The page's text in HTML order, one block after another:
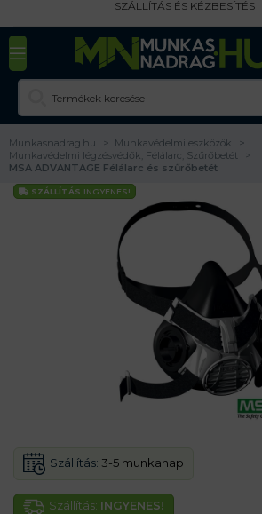
SZÁLLÍTÁS ÉS KÉZBESÍTÉS
Munkasnadrag.hu
Munkavédelmi eszközök
Munkavédelmi légzésvédők, Félálarc, Szűrőbetét
MSA ADVANTAGE Félálarc és szűrőbetét
SZÁLLÍTÁS INGYENES!
Szállítás: INGYENES!
Szállítás: 3-5 munkanap